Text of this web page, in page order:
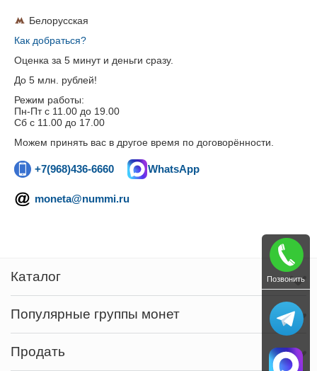
Белорусская
Как добраться?
Оценка за 5 минут и деньги сразу.
До 5 млн. рублей!
Режим работы:
Пн-Пт c 11.00 до 19.00
Сб с 11.00 до 17.00
Можем принять вас в другое время по договорённости.
+7(968)436-6660 WhatsApp
moneta@nummi.ru
Каталог
Популярные группы монет
Продать
Позвонить